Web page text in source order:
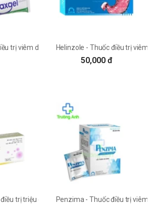
trị viêm da có đáp ứng với corticoid
Helinzole - Thuốc điều trị viêm
50,000 đ
trị triệu chứng viêm mũi dị ứng
Penzima - Thuốc điều trị viêm